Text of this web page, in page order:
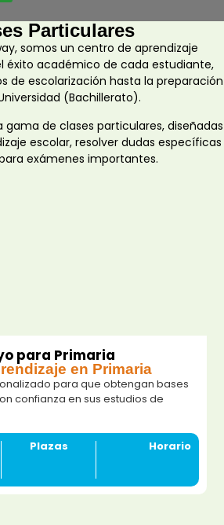
Particulares
somos un centro de aprendizaje
éxito académico de cada estudiante,
de escolarización hasta la preparación
(Bachillerato).
de clases particulares, diseñadas
escolar, resolver dudas específicas
exámenes importantes.
para Primaria
en Primaria
para que obtengan bases
confianza en sus estudios de
Plazas Horario